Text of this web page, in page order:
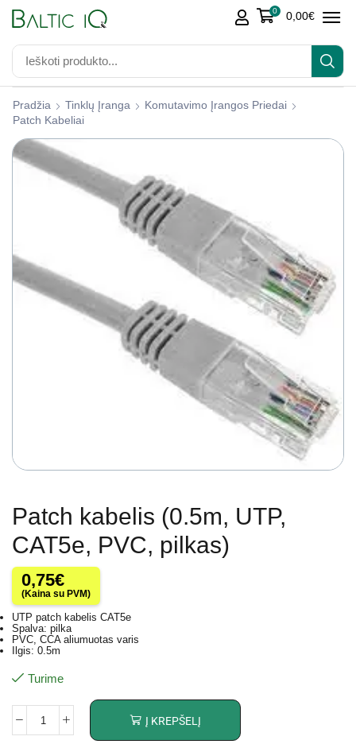
0 0,00€
Pradžia Tinklų Įranga
Komutavimo Įrangos Priedai
Patch Kabeliai
Patch kabelis (0.5m, UTP,
CAT5e, PVC, pilkas)
0,75€
(Kaina su PVM)
UTP patch kabelis CAT5e
Spalva: pilka
PVC, CCA aliumuotas varis
Ilgis: 0.5m
Turime
Į KREPŠELĮ